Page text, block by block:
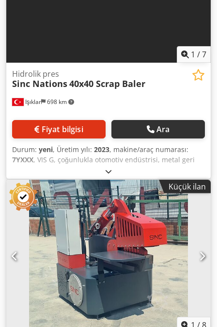
1 /7
Işıklar 698 km
Hidrolik pres
Sinc Nations40x40 Scrap Baler
Fiyat bilgisi Ara
Durum: yeni, Üretim yılı: 2023, makine/araç numarası:
7YXXX, VIS G, çoğunlukla otomotiv endüstrisi, metal geri
dönüşümcüler ve demir dışı metal yeniden eritme
endüstrisi için önerilen damgalama, kırpma, teller gibi
serap işleme için ideal ve en verimli çözümdür. Crjdpfjmqi
Aksx Alfsf
Küçük ilan